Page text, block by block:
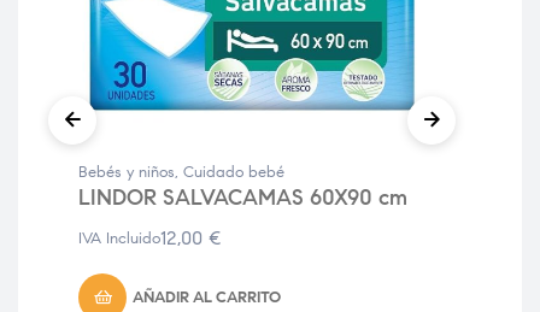
Bebés y niños, Cuidado bebé
LINDOR SALVACAMAS 60X90 cm
12,00 €
IVA Incluido
AÑADIR AL CARRITO